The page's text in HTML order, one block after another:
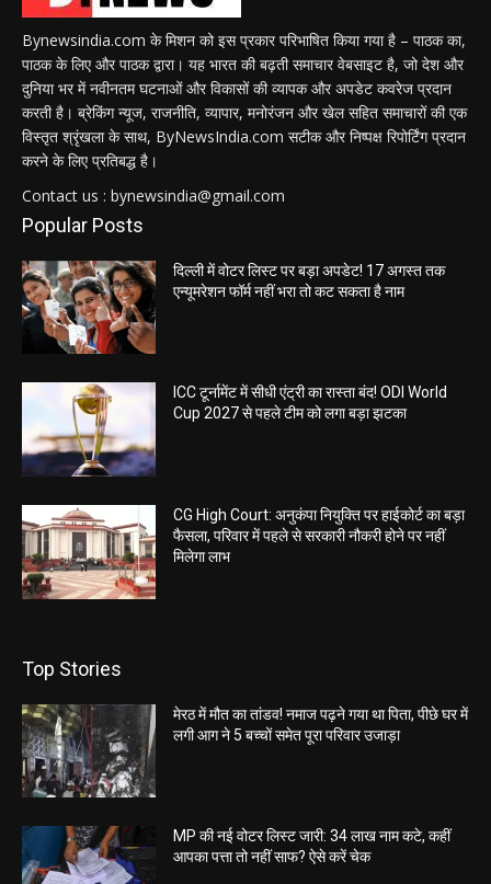
Bynewsindia.com के मिशन को इस प्रकार परिभाषित किया गया है – पाठक का,
पाठक के लिए और पाठक द्वारा। यह भारत की बढ़ती समाचार वेबसाइट है, जो देश और
दुनिया भर में नवीनतम घटनाओं और विकासों की व्यापक और अपडेट कवरेज प्रदान
करती है। ब्रेकिंग न्यूज, राजनीति, व्यापार, मनोरंजन और खेल सहित समाचारों की एक
विस्तृत श्रृंखला के साथ, ByNewsIndia.com सटीक और निष्पक्ष रिपोर्टिंग प्रदान
करने के लिए प्रतिबद्ध है।
Contact us : bynewsindia@gmail.com
Popular Posts
दिल्ली में वोटर लिस्ट पर बड़ा अपडेट! 17 अगस्त तक
एन्यूमरेशन फॉर्म नहीं भरा तो कट सकता है नाम
ICC टूर्नामेंट में सीधी एंट्री का रास्ता बंद! ODI World
Cup 2027 से पहले टीम को लगा बड़ा झटका
CG High Court: अनुकंपा नियुक्ति पर हाईकोर्ट का बड़ा
फैसला, परिवार में पहले से सरकारी नौकरी होने पर नहीं
मिलेगा लाभ
Top Stories
मेरठ में मौत का तांडव! नमाज पढ़ने गया था पिता, पीछे घर में
लगी आग ने 5 बच्चों समेत पूरा परिवार उजाड़ा
MP की नई वोटर लिस्ट जारी: 34 लाख नाम कटे, कहीं
आपका पत्ता तो नहीं साफ? ऐसे करें चेक